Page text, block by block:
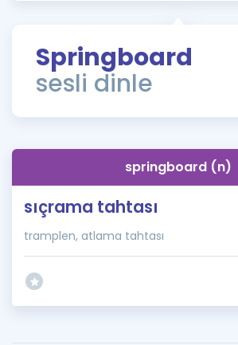
ÖSYM Sınav Takvimi
Kampanyalar
İngilizce Gramer
Springboard
sesli dinle
springboard (n)
sıçrama tahtası
tramplen, atlama tahtası